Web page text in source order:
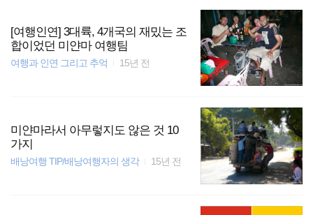
[여행인연] 3대륙, 4개국의 재밌는 조
합이었던 미얀마 여행팀
여행과 인연 그리고 추억 15년 전
미얀마라서 아무렇지도 않은 것 10
가지
배낭여행 TIP/배낭여행자의 생각 15년 전